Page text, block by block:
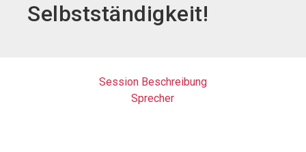
Selbstständigkeit!
Session Beschreibung
Sprecher